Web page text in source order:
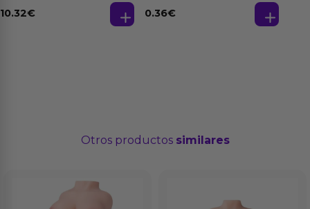
10.32€
Base Agua 4 ml
0.36€
Otros productos similares